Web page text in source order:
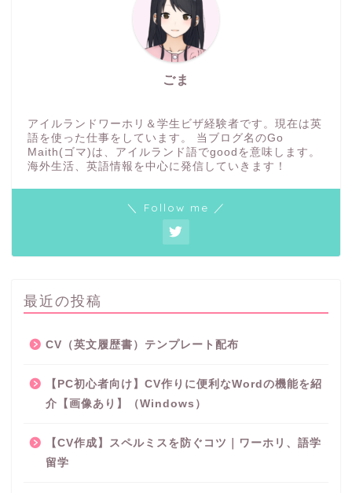
ごま
アイルランドワーホリ＆学生ビザ経験者です。現在は英
語を使った仕事をしています。 当ブログ名のGo
Maith(ゴマ)は、アイルランド語でgoodを意味します。
海外生活、英語情報を中心に発信していきます！
＼ Follow me ／
最近の投稿
CV（英文履歴書）テンプレート配布
【PC初心者向け】CV作りに便利なWordの機能を紹
介【画像あり】（Windows）
【CV作成】スペルミスを防ぐコツ｜ワーホリ、語学
留学